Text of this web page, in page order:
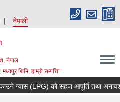
नेपाली
नेपाल
थिमि, हाम्रो सम्पत्ति"
ग्यास (LPG) को सहज आपूर्ति तथा